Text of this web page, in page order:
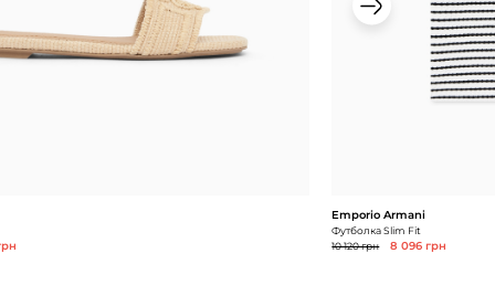
Emporio Armani
Футболка Slim Fit
10 120 грн
8 096 грн